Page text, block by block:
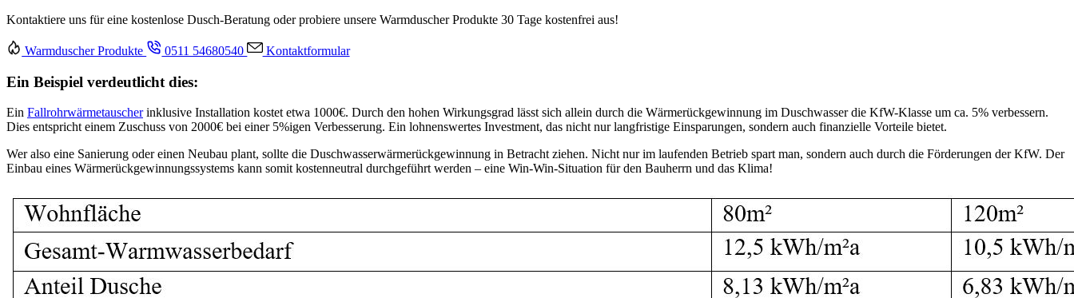
Kontaktiere uns für eine kostenlose Dusch-Beratung oder probiere unsere Warmduscher Produkte 30 Tage kostenfrei aus!
Warmduscher Produkte 0511 54680540 Kontaktformular
Ein Beispiel verdeutlicht dies:
Ein Fallrohrwärmetauscherinklusive Installation kostet etwa 1000€. Durch den hohen Wirkungsgrad lässt sich allein durch die Wärmerückgewinnung im Duschwasser die KfW-Klasse um ca. 5% verbessern.
Dies entspricht einem Zuschuss von 2000€ bei einer 5%igen Verbesserung. Ein lohnenswertes Investment, das nicht nur langfristige Einsparungen, sondern auch finanzielle Vorteile bietet.
Wer also eine Sanierung oder einen Neubau plant, sollte die Duschwasserwärmerückgewinnung in Betracht ziehen. Nicht nur im laufenden Betrieb spart man, sondern auch durch die Förderungen der KfW. Der
Einbau eines Wärmerückgewinnungssystems kann somit kostenneutral durchgeführt werden – eine Win-Win-Situation für den Bauherrn und das Klima!